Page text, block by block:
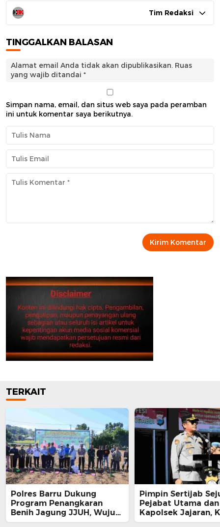
Tim Redaksi
TINGGALKAN BALASAN
Alamat email Anda tidak akan dipublikasikan. Ruas
yang wajib ditandai *
Simpan nama, email, dan situs web saya pada peramban
ini untuk komentar saya berikutnya.
TERKAIT
Polres Barru Dukung
Program Penangkaran
Benih Jagung JJUH, Wujud
Sinergi Ketahanan Pangan
Pimpin Sertijab
Pejabat Utama dan
Kapolsek Jajaran,
Barru Harap